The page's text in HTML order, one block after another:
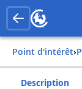
Point d'intérêt›
Description